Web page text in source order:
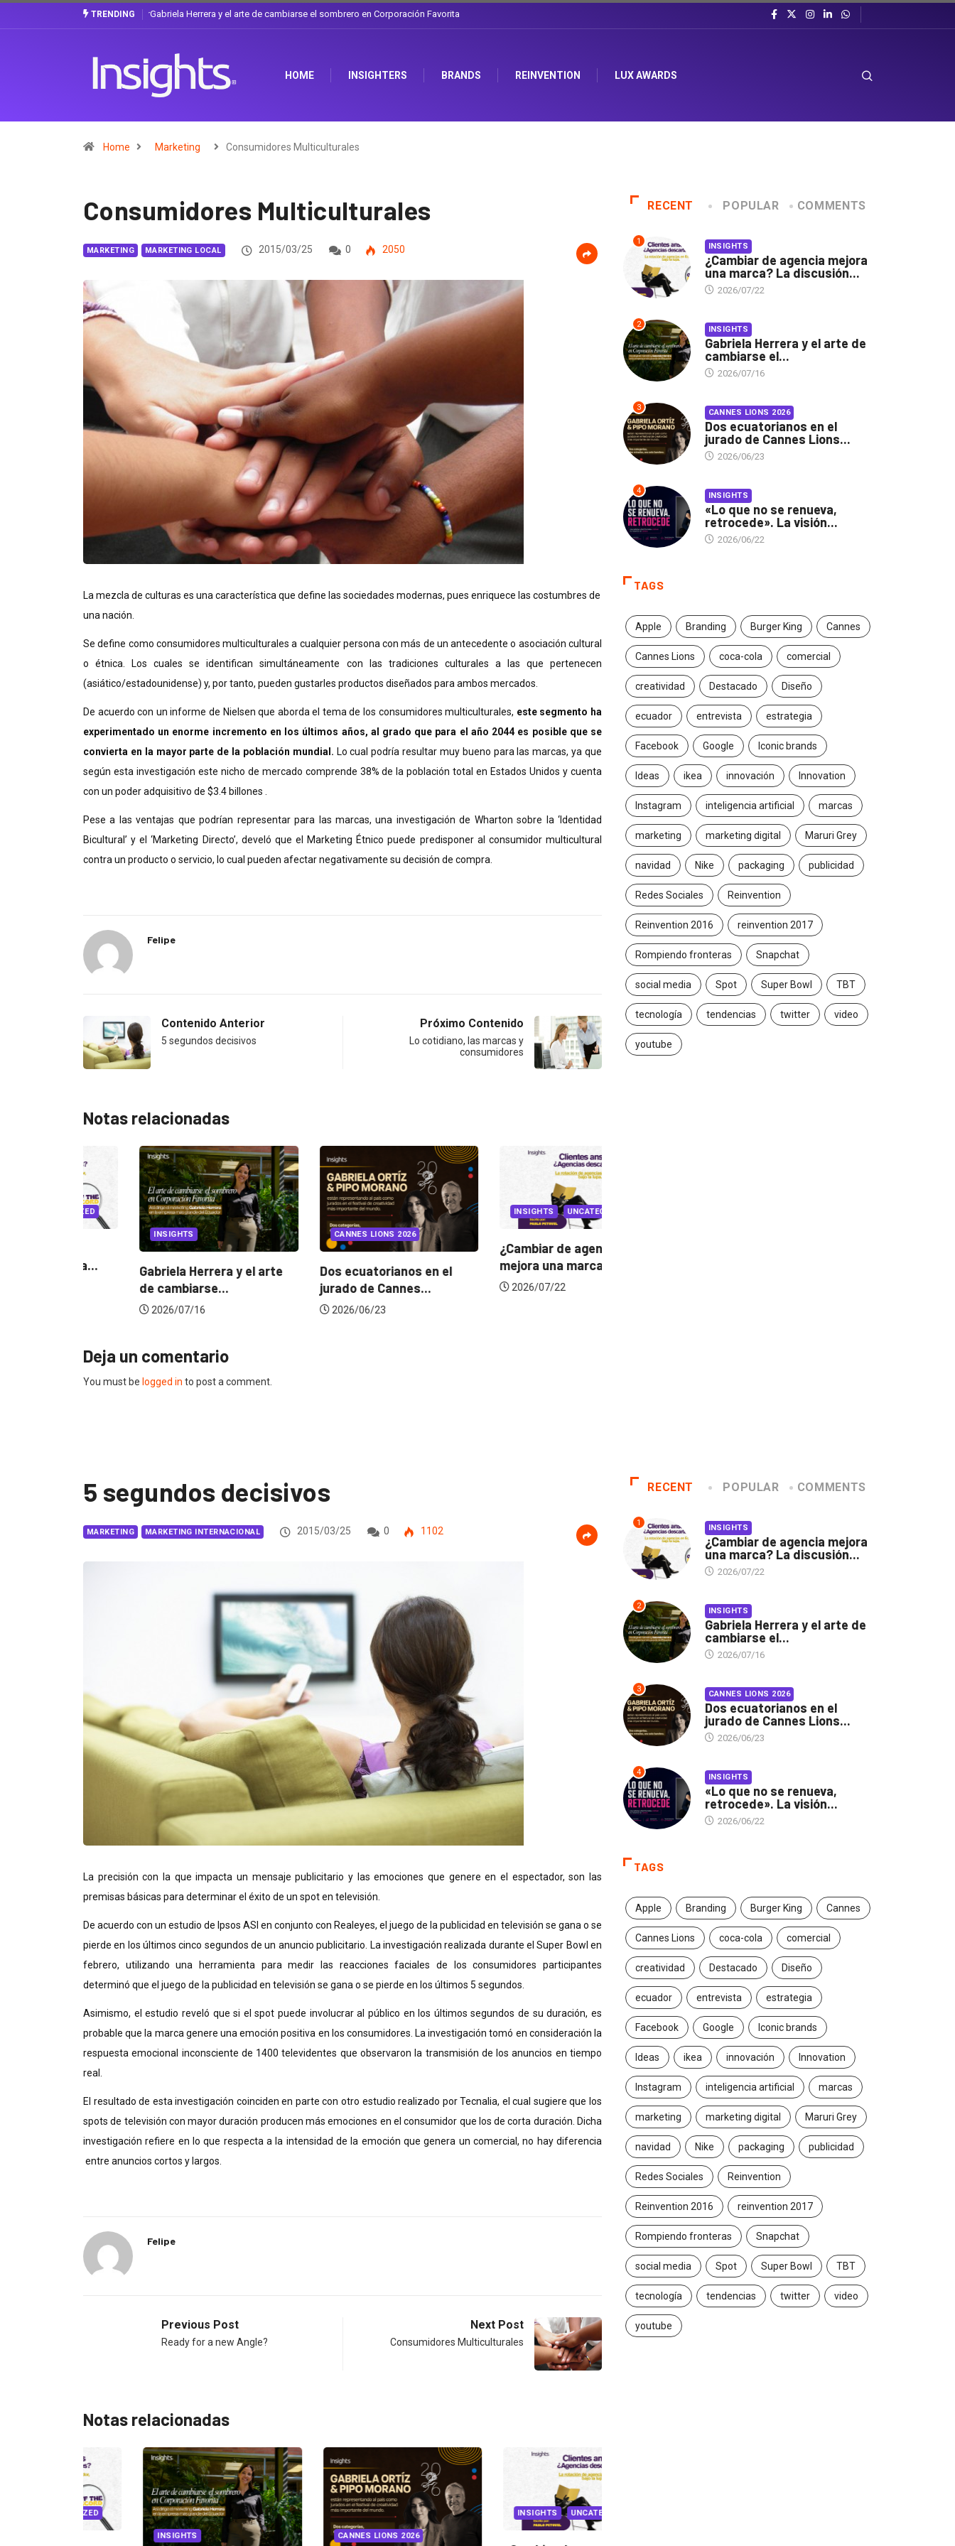
TRENDING Gabriela Herrera y el arte de cambiarse el sombrero en Corporación Favorita
HOME INSIGHTERS BRANDS REINVENTION LUX AWARDS
Home Marketing Consumidores Multiculturales
Consumidores Multiculturales
MARKETING MARKETING LOCAL 2015/03/25 0 2050
La mezcla de culturas es una característica que define las sociedades modernas, pues enriquece las costumbres de
una nación.
Se define como consumidores multiculturales a cualquier persona con más de un antecedente o asociación cultural
o étnica. Los cuales se identifican simultáneamente con las tradiciones culturales a las que pertenecen
(asiático/estadounidense) y, por tanto, pueden gustarles productos diseñados para ambos mercados.
De acuerdo con un informe de Nielsen que aborda el tema de los consumidores multiculturales, este segmento ha
experimentado un enorme incremento en los últimos años, al grado que para el año 2044 es posible que se
convierta en la mayor parte de la población mundial. Lo cual podría resultar muy bueno para las marcas, ya que
según esta investigación este nicho de mercado comprende 38% de la población total en Estados Unidos y cuenta
con un poder adquisitivo de $3.4 billones .
Pese a las ventajas que podrían representar para las marcas, una investigación de Wharton sobre la ‘Identidad
Bicultural’ y el ‘Marketing Directo’, develó que el Marketing Étnico puede predisponer al consumidor multicultural
contra un producto o servicio, lo cual pueden afectar negativamente su decisión de compra.
Felipe
Contenido Anterior
5 segundos decisivos
Próximo Contenido
Lo cotidiano, las marcas y
consumidores
Notas relacionadas
Gabriela Herrera y el arte
de cambiarse...
2026/07/16
CANNES LIONS 2026
Dos ecuatorianos en el
jurado de Cannes...
2026/06/23
INSIGHTS UNCATEGORIZED
¿Cambiar de agencia
mejora una marca? La...
2026/07/22
Deja un comentario
You must be logged in to post a comment.
RECENT POPULAR COMMENTS
1 INSIGHTS
¿Cambiar de agencia mejora
una marca? La discusión...
2026/07/22
2 INSIGHTS
Gabriela Herrera y el arte de
cambiarse el...
2026/07/16
3 CANNES LIONS 2026
Dos ecuatorianos en el
jurado de Cannes Lions...
2026/06/23
4 INSIGHTS
«Lo que no se renueva,
retrocede». La visión...
2026/06/22
TAGS
Apple Branding Burger King Cannes
Cannes Lions coca-cola comercial
creatividad Destacado Diseño
ecuador entrevista estrategia
Facebook Google Iconic brands
Ideas ikea innovación Innovation
Instagram inteligencia artificial marcas
marketing marketing digital Maruri Grey
navidad Nike packaging publicidad
Redes Sociales Reinvention
Reinvention 2016 reinvention 2017
Rompiendo fronteras Snapchat
social media Spot Super Bowl TBT
tecnología tendencias twitter video
youtube
5 segundos decisivos
MARKETING MARKETING INTERNACIONAL 2015/03/25 0 1102
La precisión con la que impacta un mensaje publicitario y las emociones que genere en el espectador, son las
premisas básicas para determinar el éxito de un spot en televisión.
De acuerdo con un estudio de Ipsos ASI en conjunto con Realeyes, el juego de la publicidad en televisión se gana o se
pierde en los últimos cinco segundos de un anuncio publicitario. La investigación realizada durante el Super Bowl en
febrero, utilizando una herramienta para medir las reacciones faciales de los consumidores participantes
determinó que el juego de la publicidad en televisión se gana o se pierde en los últimos 5 segundos.
Asimismo, el estudio reveló que si el spot puede involucrar al público en los últimos segundos de su duración, es
probable que la marca genere una emoción positiva en los consumidores. La investigación tomó en consideración la
respuesta emocional inconsciente de 1400 televidentes que observaron la transmisión de los anuncios en tiempo
real.
El resultado de esta investigación coinciden en parte con otro estudio realizado por Tecnalia, el cual sugiere que los
spots de televisión con mayor duración producen más emociones en el consumidor que los de corta duración. Dicha
investigación refiere en lo que respecta a la intensidad de la emoción que genera un comercial, no hay diferencia
entre anuncios cortos y largos.
Felipe
Previous Post
Ready for a new Angle?
Next Post
Consumidores Multiculturales
Notas relacionadas
CANNES LIONS 2026
INSIGHTS UNCATEGORIZED
RECENT POPULAR COMMENTS
1 INSIGHTS
¿Cambiar de agencia mejora
una marca? La discusión...
2026/07/22
2 INSIGHTS
Gabriela Herrera y el arte de
cambiarse el...
2026/07/16
3 CANNES LIONS 2026
Dos ecuatorianos en el
jurado de Cannes Lions...
2026/06/23
4 INSIGHTS
«Lo que no se renueva,
retrocede». La visión...
2026/06/22
TAGS
Apple Branding Burger King Cannes
Cannes Lions coca-cola comercial
creatividad Destacado Diseño
ecuador entrevista estrategia
Facebook Google Iconic brands
Ideas ikea innovación Innovation
Instagram inteligencia artificial marcas
marketing marketing digital Maruri Grey
navidad Nike packaging publicidad
Redes Sociales Reinvention
Reinvention 2016 reinvention 2017
Rompiendo fronteras Snapchat
social media Spot Super Bowl TBT
tecnología tendencias twitter video
youtube